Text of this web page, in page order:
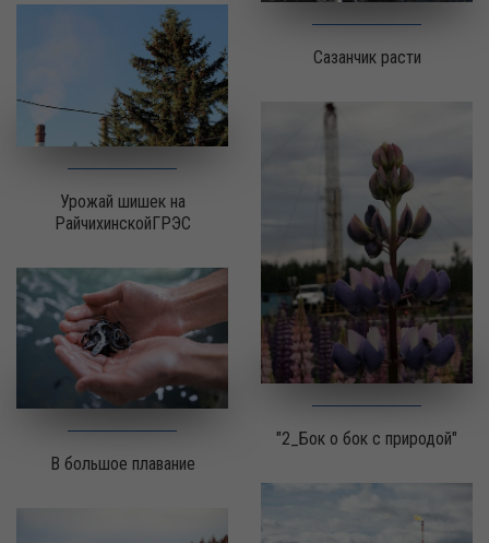
Сазанчик расти
"2_Бок о бок с природой"
Урожай шишек на
РайчихинскойГРЭС
В большое плавание